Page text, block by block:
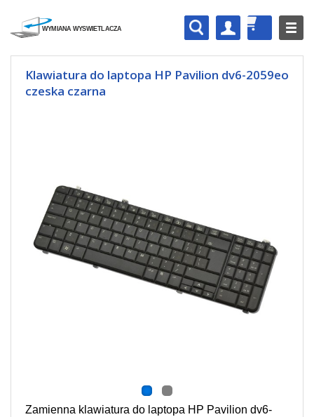
Klawiatura do laptopa HP Pavilion dv6-2059eo
czeska czarna
Zamienna klawiatura do laptopa HP Pavilion dv6-